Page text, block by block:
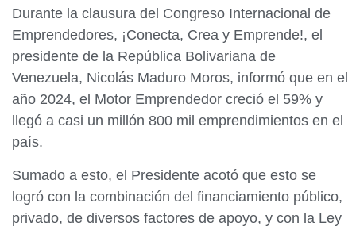
Durante la clausura del Congreso Internacional de
Emprendedores, ¡Conecta, Crea y Emprende!, el
presidente de la República Bolivariana de
Venezuela, Nicolás Maduro Moros, informó que en el
año 2024, el Motor Emprendedor creció el 59% y
llegó a casi un millón 800 mil emprendimientos en el
país.
Sumado a esto, el Presidente acotó que esto se
logró con la combinación del financiamiento público,
privado, de diversos factores de apoyo, y con la Ley